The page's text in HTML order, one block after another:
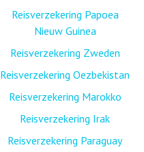
Reisverzekering Papoea
Nieuw Guinea
Reisverzekering Zweden
Reisverzekering Oezbekistan
Reisverzekering Marokko
Reisverzekering Irak
Reisverzekering Paraguay